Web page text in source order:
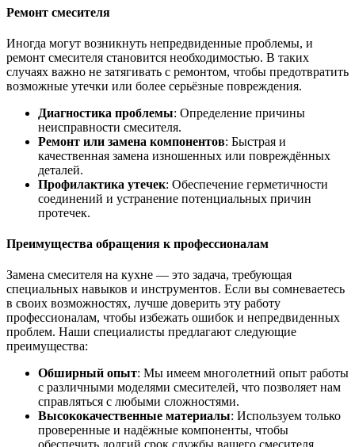
Ремонт смесителя
Иногда могут возникнуть непредвиденные проблемы, и
ремонт смесителя становится необходимостью. В таких
случаях важно не затягивать с ремонтом, чтобы предотвратить
возможные утечки или более серьёзные повреждения.
Диагностика проблемы: Определение причины
неисправности смесителя.
Ремонт или замена компонентов: Быстрая и
качественная замена изношенных или повреждённых
деталей.
Профилактика утечек: Обеспечение герметичности
соединений и устранение потенциальных причин
протечек.
Преимущества обращения к профессионалам
Замена смесителя на кухне — это задача, требующая
специальных навыков и инструментов. Если вы сомневаетесь
в своих возможностях, лучше доверить эту работу
профессионалам, чтобы избежать ошибок и непредвиденных
проблем. Наши специалисты предлагают следующие
преимущества:
Обширный опыт: Мы имеем многолетний опыт работы
с различными моделями смесителей, что позволяет нам
справляться с любыми сложностями.
Высококачественные материалы: Используем только
проверенные и надёжные компоненты, чтобы